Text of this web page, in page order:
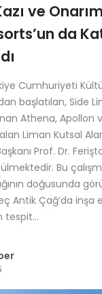
ve
da
Cumhuriyeti
başlatılan, Side
Athena, Apollon
Liman Kutsal
Prof. Dr.
Bu
doğusunda
Antik Çağ’da inşa
tespit…